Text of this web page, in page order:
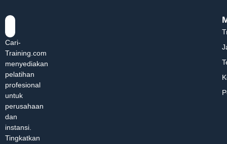
Cari-
Training.com
menyediakan
pelatihan
profesional
untuk
perusahaan
dan
instansi.
Tingkatkan